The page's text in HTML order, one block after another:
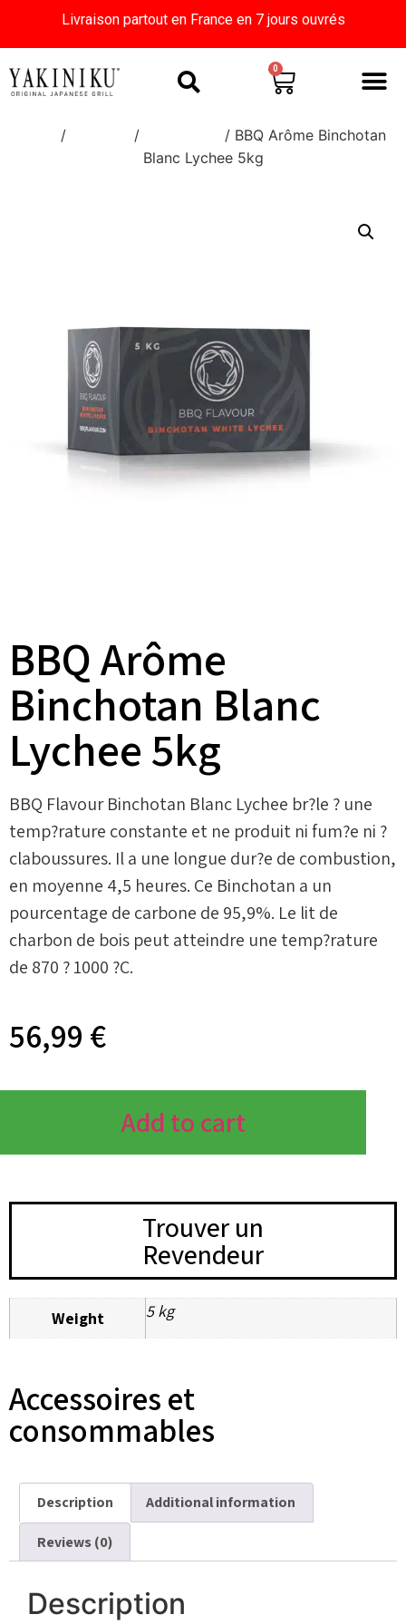
Livraison partout en France en 7 jours ouvrés
0
/ /
/ BBQ Arôme Binchotan
Blanc Lychee 5kg
BBQ Arôme
Binchotan Blanc
Lychee 5kg
BBQ Flavour Binchotan Blanc Lychee br?le ? une
temp?rature constante et ne produit ni fum?e ni ?
claboussures. Il a une longue dur?e de combustion,
en moyenne 4,5 heures. Ce Binchotan a un
pourcentage de carbone de 95,9%. Le lit de
charbon de bois peut atteindre une temp?rature
de 870 ? 1000 ?C.
56,99 €
Add to cart
Trouver un
Revendeur
Weight 5 kg
Accessoires et
consommables
Description Additional information
Reviews (0)
Description